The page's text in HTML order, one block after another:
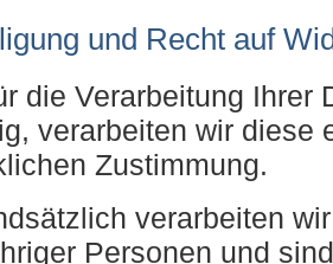
und Recht auf
die Verarbeitung Ihrer
verarbeiten wir diese
Zustimmung.
verarbeiten
Personen und